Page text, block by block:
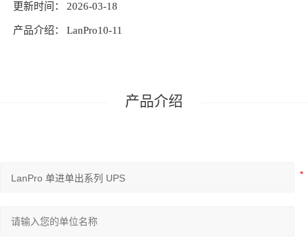
英国艾德姆衡器
水分测定仪
TIME时代检测仪器
更新时间： 2026-03-18
产品介绍： LanPro10-11
产品介绍